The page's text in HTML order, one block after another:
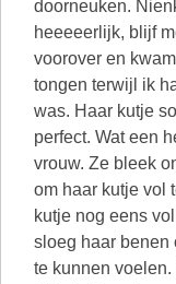
doorneuken.
heeeeerlijk, blijf
voorover en
tongen terwijl ik
was. Haar kutje
perfect. Wat een
vrouw. Ze bleek
om haar kutje vol
kutje nog eens
sloeg haar benen
te kunnen